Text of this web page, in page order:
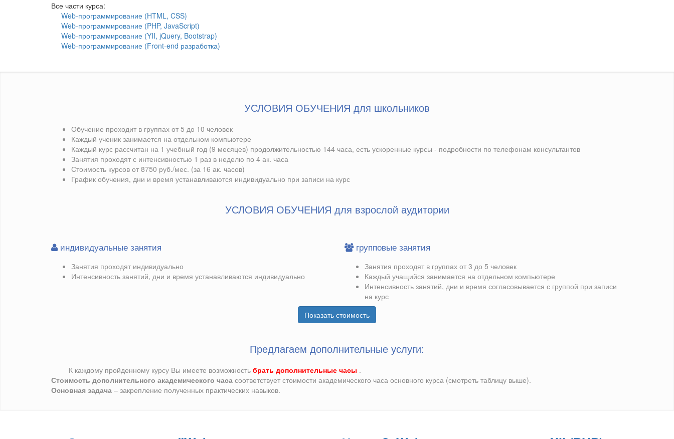
Все части курса:
Web-программирование (HTML, CSS)
Web-программирование (PHP, JavaScript)
Web-программирование (YII, jQuery, Bootstrap)
Web-программирование (Front-end разработка)
УСЛОВИЯ ОБУЧЕНИЯ для школьников
Обучение проходит в группах от 5 до 10 человек
Каждый ученик занимается на отдельном компьютере
Каждый курс рассчитан на 1 учебный год (9 месяцев) продолжительностью 144 часа, есть ускоренные курсы - подробности по телефонам консультантов
Занятия проходят с интенсивностью 1 раз в неделю по 4 ак. часа
Стоимость курсов от 8750 руб./мес. (за 16 ак. часов)
График обучения, дни и время устанавливаются индивидуально при записи на курс
УСЛОВИЯ ОБУЧЕНИЯ для взрослой аудитории
индивидуальные занятия
Занятия проходят индивидуально
Интенсивность занятий, дни и время устанавливаются индивидуально
групповые занятия
Занятия проходят в группах от 3 до 5 человек
Каждый учащийся занимается на отдельном компьютере
Интенсивность занятий, дни и время согласовывается с группой при записи
на курс
Показать стоимость
Предлагаем дополнительные услуги:
К каждому пройденному курсу Вы имеете возможность брать дополнительные часы .
Стоимость дополнительного академического часа соответствует стоимости академического часа основного курса (смотреть таблицу выше).
Основная задача – закрепление полученных практических навыков.